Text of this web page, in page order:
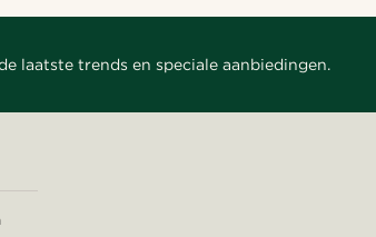
laatste trends en speciale aanbiedingen.